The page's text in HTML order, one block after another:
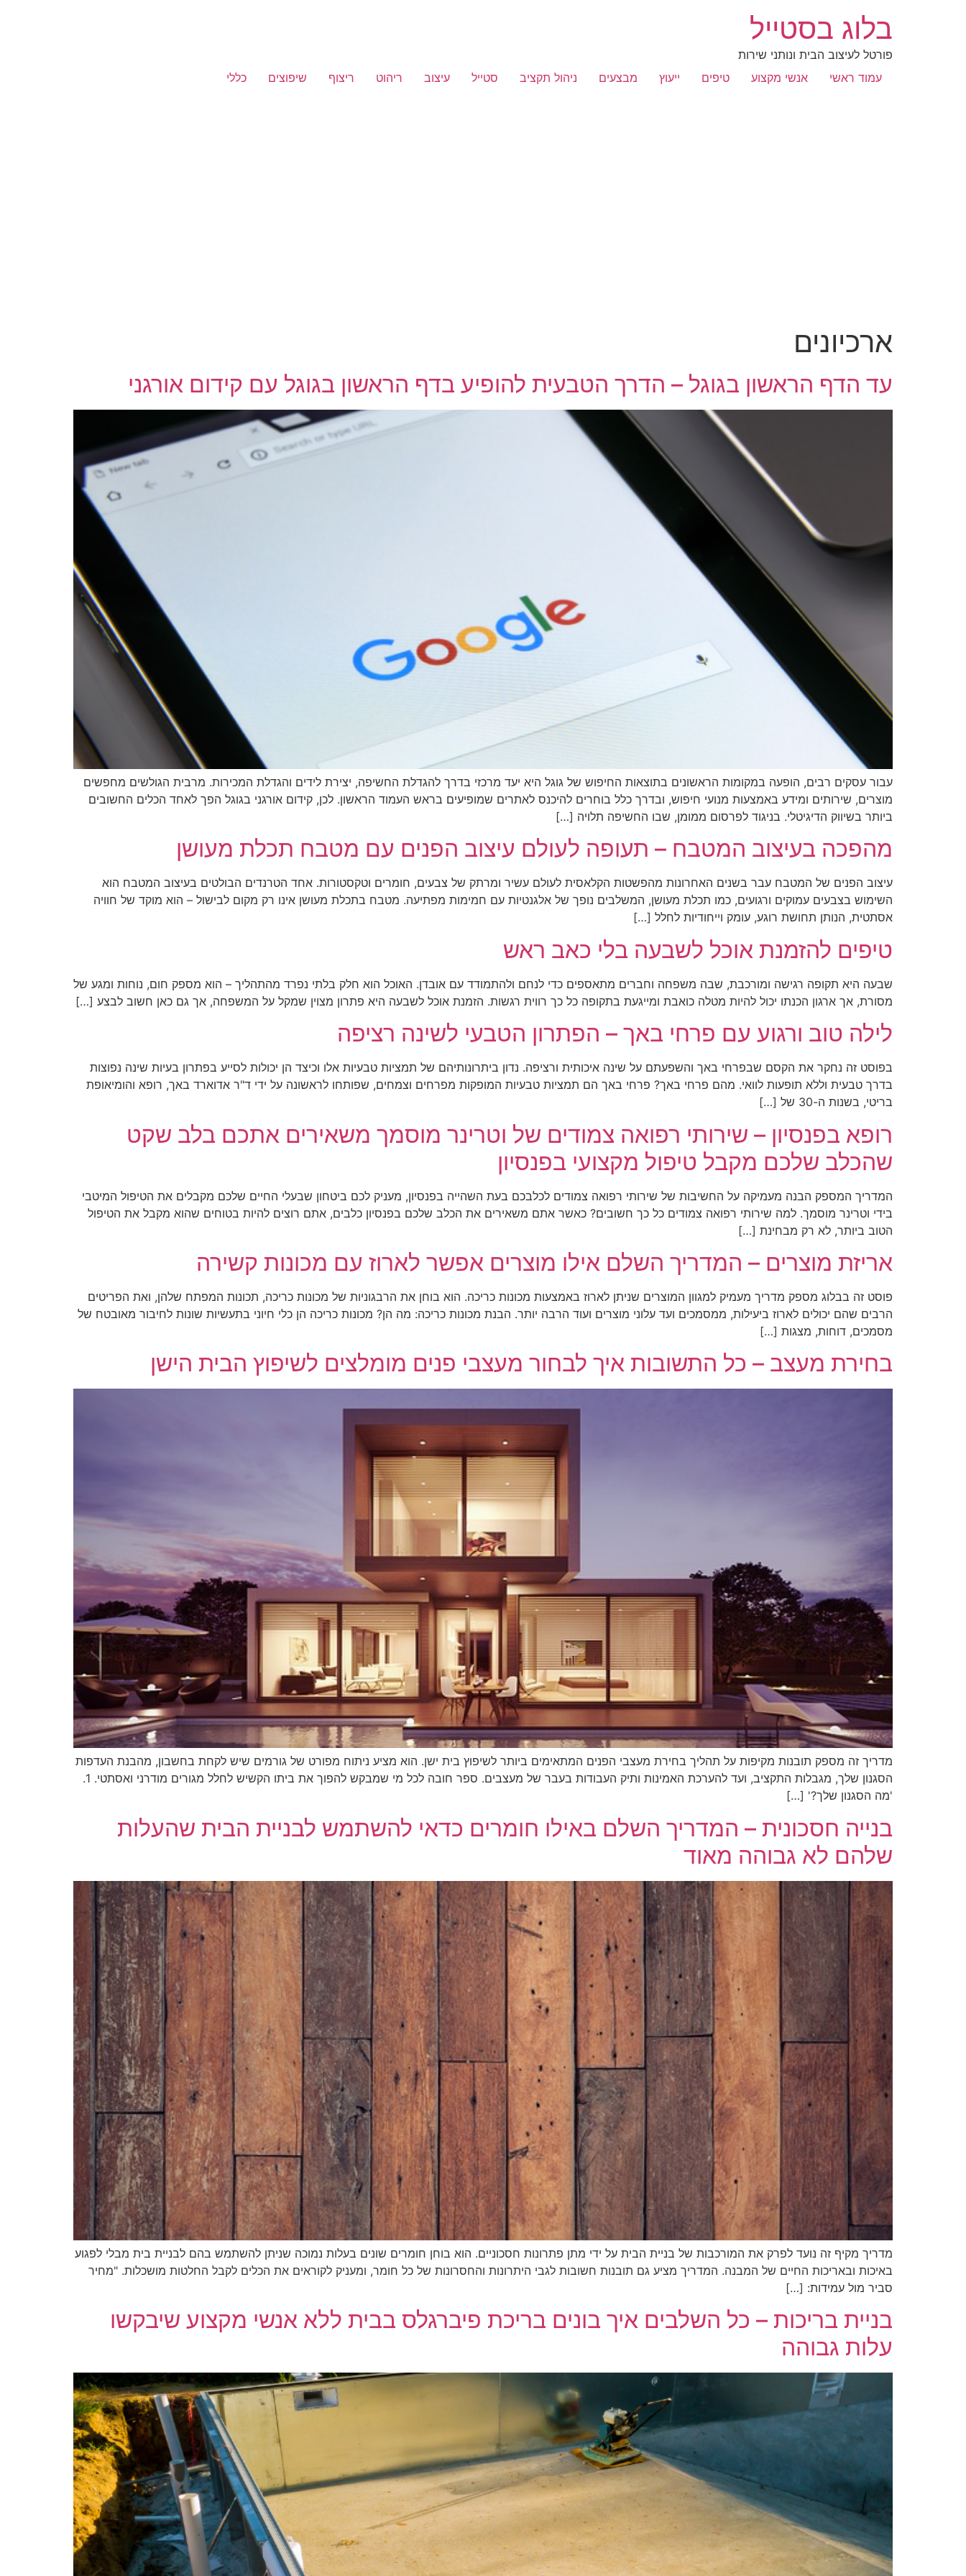
בלוג בסטייל
פורטל לעיצוב הבית ונותני שירות
עמוד ראשי
אנשי מקצוע טיפים ייעוץ מבצעים ניהול תקציב סטייל עיצוב ריהוט ריצוף שיפוצים כללי
ארכיונים
עד הדף הראשון בגוגל – הדרך הטבעית להופיע בדף הראשון בגוגל עם קידום אורגני
עבור עסקים רבים, הופעה במקומות הראשונים בתוצאות החיפוש של גוגל היא יעד מרכזי בדרך להגדלת החשיפה, יצירת לידים והגדלת המכירות. מרבית הגולשים מחפשים
מוצרים, שירותים ומידע באמצעות מנועי חיפוש, ובדרך כלל בוחרים להיכנס לאתרים שמופיעים בראש העמוד הראשון. לכן, קידום אורגני בגוגל הפך לאחד הכלים החשובים
ביותר בשיווק הדיגיטלי. בניגוד לפרסום ממומן, שבו החשיפה תלויה […]
מהפכה בעיצוב המטבח – תעופה לעולם עיצוב הפנים עם מטבח תכלת מעושן
עיצוב הפנים של המטבח עבר בשנים האחרונות מהפשטות הקלאסית לעולם עשיר ומרתק של צבעים, חומרים וטקסטורות. אחד הטרנדים הבולטים בעיצוב המטבח הוא
השימוש בצבעים עמוקים ורגועים, כמו תכלת מעושן, המשלבים נופך של אלגנטיות עם חמימות מפתיעה. מטבח בתכלת מעושן אינו רק מקום לבישול – הוא מוקד של חוויה
אסתטית, הנותן תחושת רוגע, עומק וייחודיות לחלל […]
טיפים להזמנת אוכל לשבעה בלי כאב ראש
שבעה היא תקופה רגישה ומורכבת, שבה משפחה וחברים מתאספים כדי לנחם ולהתמודד עם אובדן. האוכל הוא חלק בלתי נפרד מהתהליך – הוא מספק חום, נוחות ומגע של
מסורת, אך ארגון הכנתו יכול להיות מטלה כואבת ומייגעת בתקופה כל כך רווית רגשות. הזמנת אוכל לשבעה היא פתרון מצוין שמקל על המשפחה, אך גם כאן חשוב לבצע […]
לילה טוב ורגוע עם פרחי באך – הפתרון הטבעי לשינה רציפה
בפוסט זה נחקר את הקסם שבפרחי באך והשפעתם על שינה איכותית ורציפה. נדון ביתרונותיהם של תמציות טבעיות אלו וכיצד הן יכולות לסייע בפתרון בעיות שינה נפוצות
בדרך טבעית וללא תופעות לוואי. מהם פרחי באך? פרחי באך הם תמציות טבעיות המופקות מפרחים וצמחים, שפותחו לראשונה על ידי ד"ר אדוארד באך, רופא והומיאופת
בריטי, בשנות ה-30 של […]
רופא בפנסיון – שירותי רפואה צמודים של וטרינר מוסמך משאירים אתכם בלב שקט
שהכלב שלכם מקבל טיפול מקצועי בפנסיון
המדריך המספק הבנה מעמיקה על החשיבות של שירותי רפואה צמודים לכלבכם בעת השהייה בפנסיון, מעניק לכם ביטחון שבעלי החיים שלכם מקבלים את הטיפול המיטבי
בידי וטרינר מוסמך. למה שירותי רפואה צמודים כל כך חשובים? כאשר אתם משאירים את הכלב שלכם בפנסיון כלבים, אתם רוצים להיות בטוחים שהוא מקבל את הטיפול
הטוב ביותר, לא רק מבחינת […]
אריזת מוצרים – המדריך השלם אילו מוצרים אפשר לארוז עם מכונות קשירה
פוסט זה בבלוג מספק מדריך מעמיק למגוון המוצרים שניתן לארוז באמצעות מכונות כריכה. הוא בוחן את הרבגוניות של מכונות כריכה, תכונות המפתח שלהן, ואת הפריטים
הרבים שהם יכולים לארוז ביעילות, ממסמכים ועד עלוני מוצרים ועוד הרבה יותר. הבנת מכונות כריכה: מה הן? מכונות כריכה הן כלי חיוני בתעשיות שונות לחיבור מאובטח של
מסמכים, דוחות, מצגות […]
בחירת מעצב – כל התשובות איך לבחור מעצבי פנים מומלצים לשיפוץ הבית הישן
מדריך זה מספק תובנות מקיפות על תהליך בחירת מעצבי הפנים המתאימים ביותר לשיפוץ בית ישן. הוא מציע ניתוח מפורט של גורמים שיש לקחת בחשבון, מהבנת העדפות
הסגנון שלך, מגבלות התקציב, ועד להערכת האמינות ותיק העבודות בעבר של מעצבים. ספר חובה לכל מי שמבקש להפוך את ביתו הקשיש לחלל מגורים מודרני ואסתטי. 1.
'מה הסגנון שלך?' […]
בנייה חסכונית – המדריך השלם באילו חומרים כדאי להשתמש לבניית הבית שהעלות
שלהם לא גבוהה מאוד
מדריך מקיף זה נועד לפרק את המורכבות של בניית הבית על ידי מתן פתרונות חסכוניים. הוא בוחן חומרים שונים בעלות נמוכה שניתן להשתמש בהם לבניית בית מבלי לפגוע
באיכות ובאריכות החיים של המבנה. המדריך מציע גם תובנות חשובות לגבי היתרונות והחסרונות של כל חומר, ומעניק לקוראים את הכלים לקבל החלטות מושכלות. "מחיר
סביר מול עמידות: […]
בניית בריכות – כל השלבים איך בונים בריכת פיברגלס בבית ללא אנשי מקצוע שיבקשו
עלות גבוהה